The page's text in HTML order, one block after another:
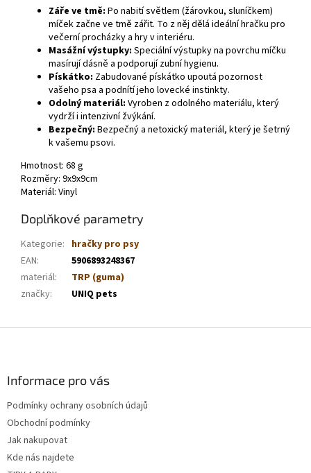
Záře ve tmě: Po nabití světlem (žárovkou, sluníčkem)
míček začne ve tmě zářit. To z něj dělá ideální hračku pro
večerní procházky a hry v interiéru.
Masážní výstupky: Speciální výstupky na povrchu míčku
masírují dásně a podporují zubní hygienu.
Pískátko: Zabudované pískátko upoutá pozornost
vašeho psa a podnítí jeho lovecké instinkty.
Odolný materiál: Vyroben z odolného materiálu, který
vydrží i intenzivní žvýkání.
Bezpečný: Bezpečný a netoxický materiál, který je šetrný
k vašemu psovi.
Hmotnost: 68 g
Rozměry: 9x9x9cm
Materiál: Vinyl
Doplňkové parametry
Kategorie: hračky pro psy
EAN:
5906893248367
materiál:
TRP (guma)
značky: UNIQ pets
Informace pro vás
Podmínky ochrany osobních údajů
Obchodní podmínky
Jak nakupovat
Kde nás najdete